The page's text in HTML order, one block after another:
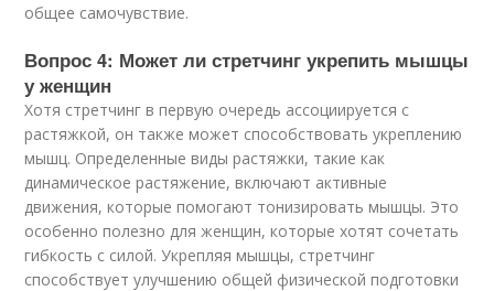
общее самочувствие.
Вопрос 4: Может ли стретчинг укрепить мышцы
у женщин
Хотя стретчинг в первую очередь ассоциируется с
растяжкой, он также может способствовать укреплению
мышц. Определенные виды растяжки, такие как
динамическое растяжение, включают активные
движения, которые помогают тонизировать мышцы. Это
особенно полезно для женщин, которые хотят сочетать
гибкость с силой. Укрепляя мышцы, стретчинг
способствует улучшению общей физической подготовки